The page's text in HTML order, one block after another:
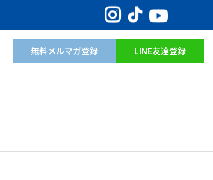
無料メルマガ登録 LINE友達登録